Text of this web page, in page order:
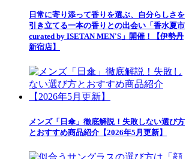
日常に寄り添って香りを選ぶ、自分らしさを
引き立てる一本の香りとの出会い「香水夏市
curated by ISETAN MEN'S」開催！【伊勢丹
新宿店】
メンズ「日傘」徹底解説！失敗しない選び方
とおすすめ商品紹介【2026年5月更新】